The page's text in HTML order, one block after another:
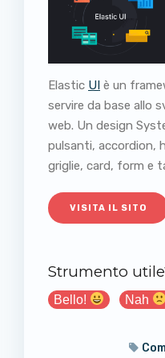
Elastic UI è un
servire da base allo
web. Un design
pulsanti, accordion,
griglie, card, form e
VISITA IL SITO
Strumento
Bello! Nah